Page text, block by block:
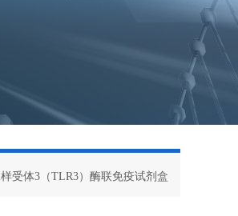
受体3（TLR3）酶联免疫试剂盒